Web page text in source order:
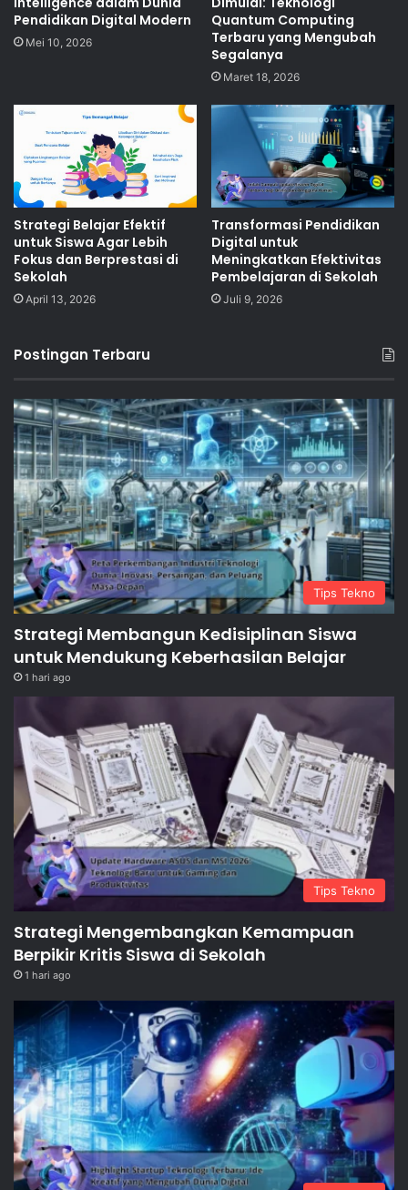
Pendidikan Digital Modern
Mei 10, 2026
Quantum Computing
Terbaru yang Mengubah
Segalanya
Maret 18, 2026
Strategi Belajar Efektif
untuk Siswa Agar Lebih
Fokus dan Berprestasi di
Sekolah
April 13, 2026
Transformasi Pendidikan
Digital untuk
Meningkatkan Efektivitas
Pembelajaran di Sekolah
Juli 9, 2026
Postingan Terbaru
Tips Tekno
Strategi Membangun Kedisiplinan Siswa
untuk Mendukung Keberhasilan Belajar
1 hari ago
Tips Tekno
Strategi Mengembangkan Kemampuan
Berpikir Kritis Siswa di Sekolah
1 hari ago